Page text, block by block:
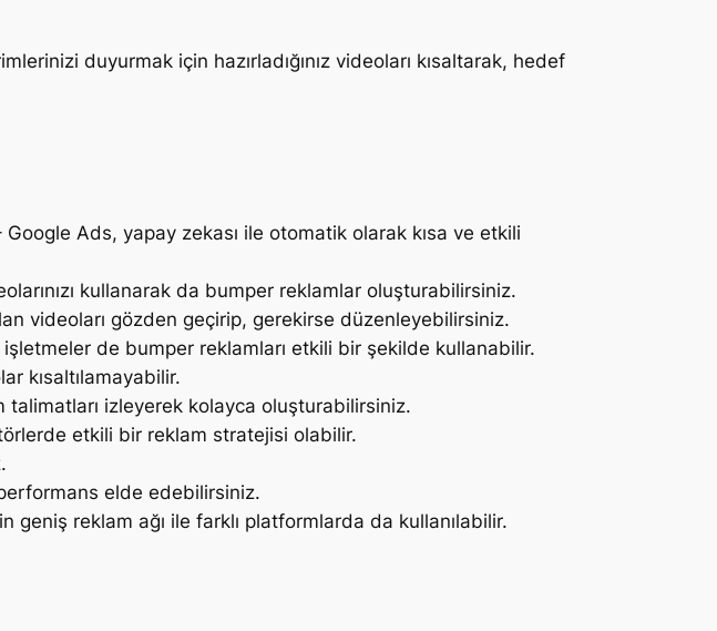
duyurmak için hazırladığınız videoları kısaltarak, hedef
Google Ads, yapay zekası ile otomatik olarak kısa ve etkili
kullanarak da bumper reklamlar oluşturabilirsiniz.
videoları gözden geçirip, gerekirse düzenleyebilirsiniz.
işletmeler de bumper reklamları etkili bir şekilde kullanabilir.
kısaltılamayabilir.
talimatları izleyerek kolayca oluşturabilirsiniz.
etkili bir reklam stratejisi olabilir.
elde edebilirsiniz.
geniş reklam ağı ile farklı platformlarda da kullanılabilir.